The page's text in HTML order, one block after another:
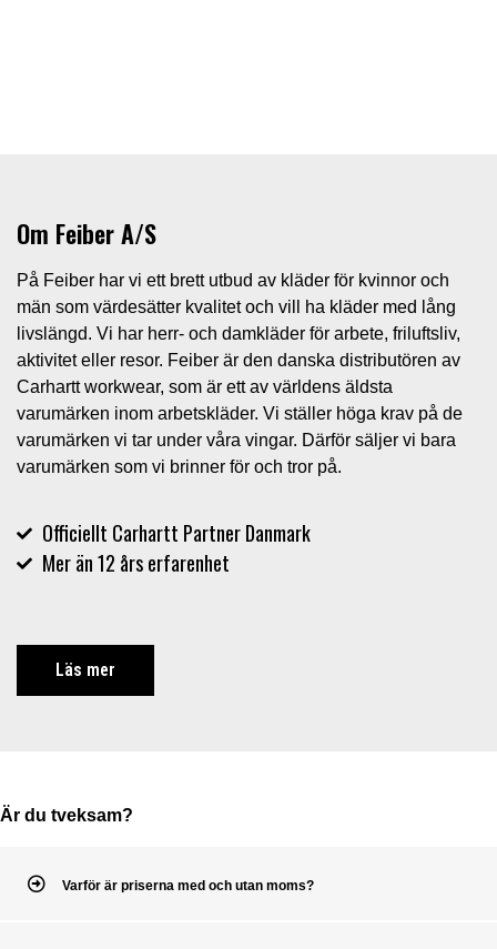
Om Feiber A/S
På Feiber har vi ett brett utbud av kläder för kvinnor och
män som värdesätter kvalitet och vill ha kläder med lång
livslängd. Vi har herr- och damkläder för arbete, friluftsliv,
aktivitet eller resor. Feiber är den danska distributören av
Carhartt workwear, som är ett av världens äldsta
varumärken inom arbetskläder. Vi ställer höga krav på de
varumärken vi tar under våra vingar. Därför säljer vi bara
varumärken som vi brinner för och tror på.
Officiellt Carhartt Partner Danmark
Mer än 12 års erfarenhet
Läs mer
Är du tveksam?
Varför är priserna med och utan moms?